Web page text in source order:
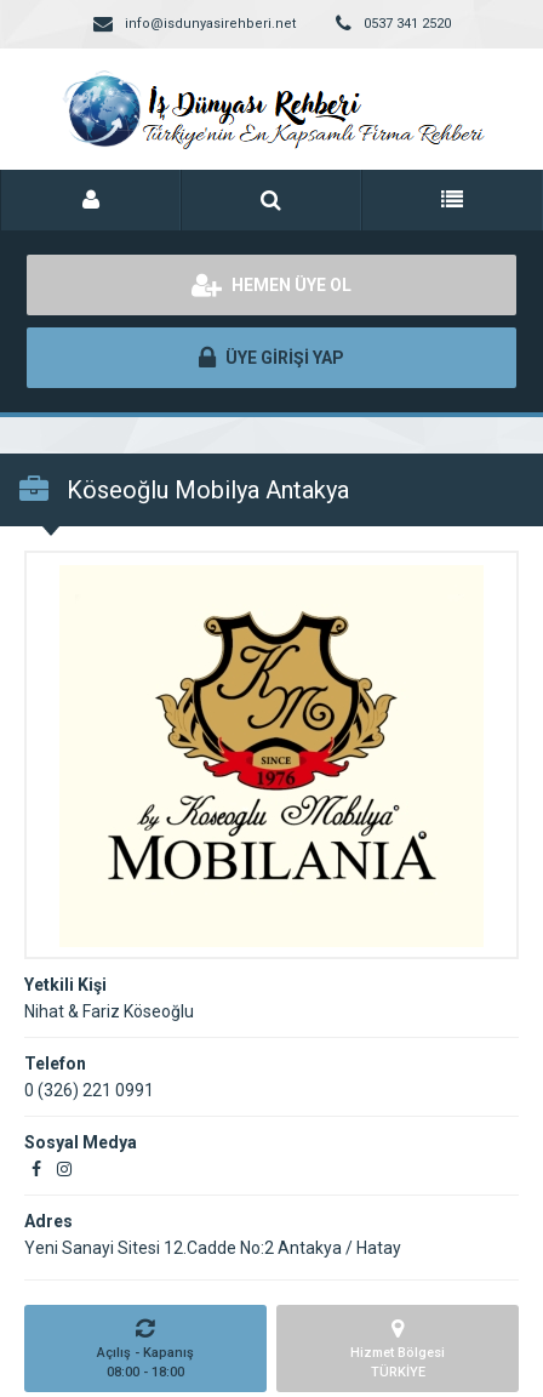
info@isdunyasirehberi.net 0537 341 2520
HEMEN ÜYE OL
ÜYE GİRİŞİ YAP
Köseoğlu Mobilya Antakya
Yetkili Kişi
Nihat & Fariz Köseoğlu
Telefon
0 (326) 221 0991
Sosyal Medya
Adres
Yeni Sanayi Sitesi 12.Cadde No:2 Antakya / Hatay
Açılış - Kapanış
08:00 - 18:00
Hizmet Bölgesi
TÜRKİYE